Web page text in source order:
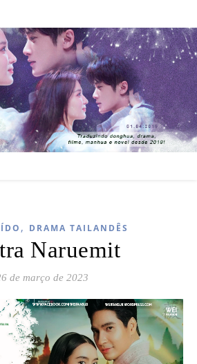
, DRAMA TAILANDÊS
Naruemit
de março de 2023